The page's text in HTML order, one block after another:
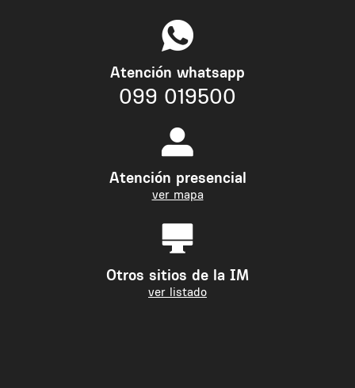
Atención whatsapp
099 019500
Atención presencial
ver mapa
Otros sitios de la IM
ver listado